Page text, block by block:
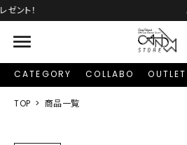
Autumn Collection予
menu
CATEGORY COLLABO OUTLET
TOP 商品一覧